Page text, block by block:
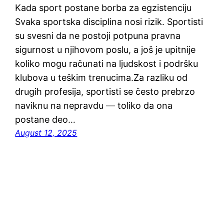
Kada sport postane borba za egzistenciju
Svaka sportska disciplina nosi rizik. Sportisti
su svesni da ne postoji potpuna pravna
sigurnost u njihovom poslu, a još je upitnije
koliko mogu računati na ljudskost i podršku
klubova u teškim trenucima.Za razliku od
drugih profesija, sportisti se često prebrzo
naviknu na nepravdu — toliko da ona
postane deo…
August 12, 2025